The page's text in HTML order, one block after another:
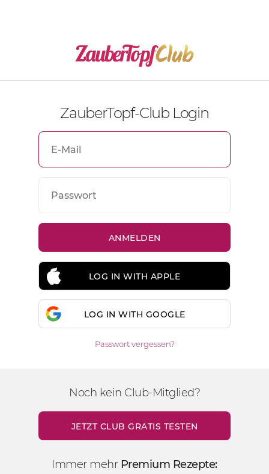
ZauberTopf-Club Login
LOG IN WITH APPLE
LOG IN WITH GOOGLE
Passwort vergessen?
Noch kein Club-Mitglied?
JETZT CLUB GRATIS TESTEN
Immer mehr Premium Rezepte: